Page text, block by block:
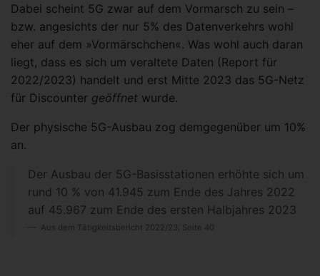
Dabei scheint 5G zwar auf dem Vormarsch zu sein –
bzw. angesichts der nur 5% des Datenverkehrs wohl
eher auf dem »Vormärschchen«. Was wohl auch daran
liegt, dass es sich um veraltete Daten (Report für
2022/2023) handelt und erst Mitte 2023 das 5G-Netz
für Discounter geöffnet wurde.
Der physische 5G-Ausbau zog demgegenüber um 10%
an.
Der Ausbau der 5G-Basisstationen erhöhte sich um
rund 10 % von 41.945 zum Ende des Jahres 2022
auf 45.967 zum Ende des ersten Halbjahres 2023
Aus dem Tätigkeitsbericht 2022/23, Seite 40